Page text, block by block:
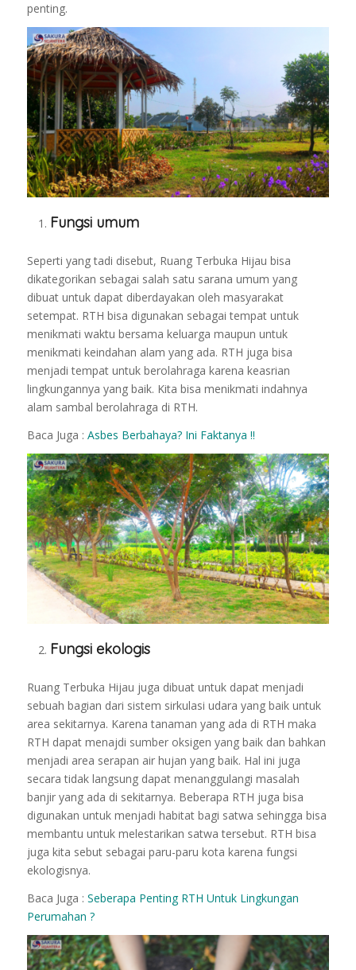
penting.
Fungsi umum
Seperti yang tadi disebut, Ruang Terbuka Hijau bisa
dikategorikan sebagai salah satu sarana umum yang
dibuat untuk dapat diberdayakan oleh masyarakat
setempat. RTH bisa digunakan sebagai tempat untuk
menikmati waktu bersama keluarga maupun untuk
menikmati keindahan alam yang ada. RTH juga bisa
menjadi tempat untuk berolahraga karena keasrian
lingkungannya yang baik. Kita bisa menikmati indahnya
alam sambal berolahraga di RTH.
Baca Juga : Asbes Berbahaya? Ini Faktanya !!
Fungsi ekologis
Ruang Terbuka Hijau juga dibuat untuk dapat menjadi
sebuah bagian dari sistem sirkulasi udara yang baik untuk
area sekitarnya. Karena tanaman yang ada di RTH maka
RTH dapat menajdi sumber oksigen yang baik dan bahkan
menjadi area serapan air hujan yang baik. Hal ini juga
secara tidak langsung dapat menanggulangi masalah
banjir yang ada di sekitarnya. Beberapa RTH juga bisa
digunakan untuk menjadi habitat bagi satwa sehingga bisa
membantu untuk melestarikan satwa tersebut. RTH bisa
juga kita sebut sebagai paru-paru kota karena fungsi
ekologisnya.
Baca Juga : Seberapa Penting RTH Untuk Lingkungan
Perumahan ?